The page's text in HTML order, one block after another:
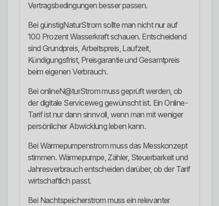
Vertragsbedingungen besser passen.
Bei günstigNaturStrom sollte man nicht nur auf
100 Prozent Wasserkraft schauen. Entscheidend
sind Grundpreis, Arbeitspreis, Laufzeit,
Kündigungsfrist, Preisgarantie und Gesamtpreis
beim eigenen Verbrauch.
Bei onlineN@turStrom muss geprüft werden, ob
der digitale Serviceweg gewünscht ist. Ein Online-
Tarif ist nur dann sinnvoll, wenn man mit weniger
persönlicher Abwicklung leben kann.
Bei Wärmepumpenstrom muss das Messkonzept
stimmen. Wärmepumpe, Zähler, Steuerbarkeit und
Jahresverbrauch entscheiden darüber, ob der Tarif
wirtschaftlich passt.
Bei Nachtspeicherstrom muss ein relevanter